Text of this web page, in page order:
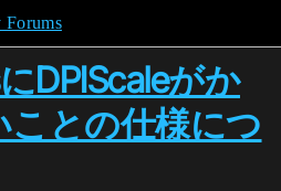
Forums
DPIScaleがか
との仕様につ